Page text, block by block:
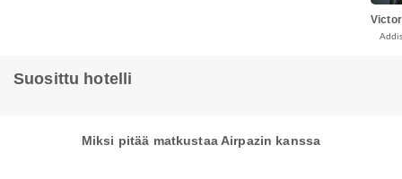
Suosittu hotelli
Miksi pitää matkustaa Airpazin kanssa